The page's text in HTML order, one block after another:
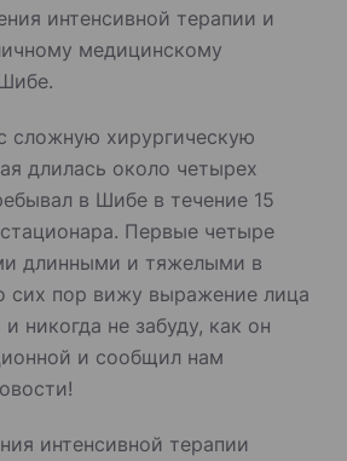
интенсивной терапии и
медицинскому
сложную хирургическую
длилась около четырех
в Шибе в течение 15
Первые четыре
длинными и тяжелыми в
сих пор вижу выражение лица
никогда не забуду, как он
и сообщил нам
интенсивной терапии